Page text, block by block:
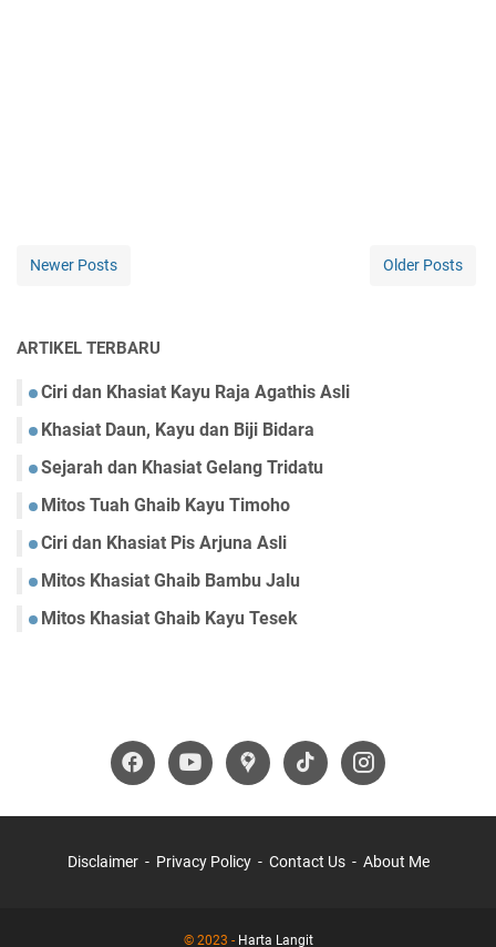
Newer Posts Older Posts
ARTIKEL TERBARU
Ciri dan Khasiat Kayu Raja Agathis Asli
Khasiat Daun, Kayu dan Biji Bidara
Sejarah dan Khasiat Gelang Tridatu
Mitos Tuah Ghaib Kayu Timoho
Ciri dan Khasiat Pis Arjuna Asli
Mitos Khasiat Ghaib Bambu Jalu
Mitos Khasiat Ghaib Kayu Tesek
Disclaimer Privacy Policy Contact Us About Me
© 2023 - Harta Langit